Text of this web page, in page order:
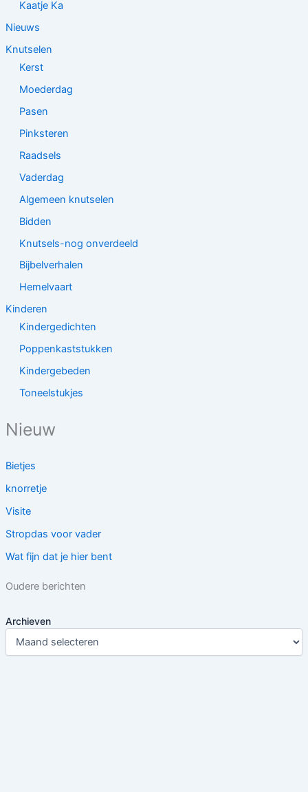
Kaatje Ka
Nieuws
Knutselen
Kerst
Moederdag
Pasen
Pinksteren
Raadsels
Vaderdag
Algemeen knutselen
Bidden
Knutsels-nog onverdeeld
Bijbelverhalen
Hemelvaart
Kinderen
Kindergedichten
Poppenkaststukken
Kindergebeden
Toneelstukjes
Nieuw
Bietjes
knorretje
Visite
Stropdas voor vader
Wat fijn dat je hier bent
Oudere berichten
Archieven